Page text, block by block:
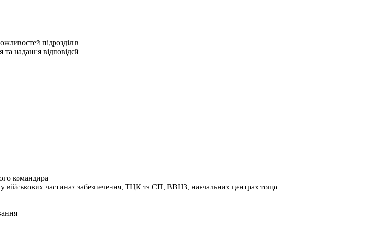
підрозділів
надання відповідей
командира
військових частинах забезпечення, ТЦК та СП, ВВНЗ, навчальних центрах тощо